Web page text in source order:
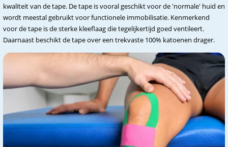
kwaliteit van de tape. De tape is vooral geschikt voor de 'normale' huid en
wordt meestal gebruikt voor functionele immobilisatie. Kenmerkend
voor de tape is de sterke kleeflaag die tegelijkertijd goed ventileert.
Daarnaast beschikt de tape over een trekvaste 100% katoenen drager.